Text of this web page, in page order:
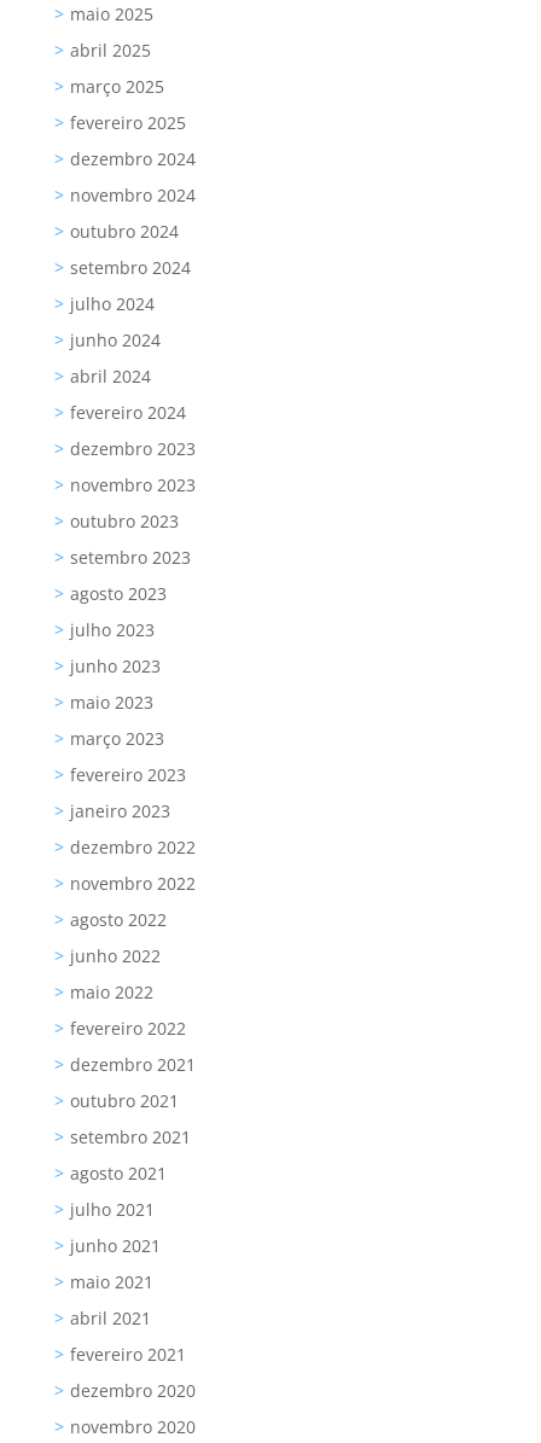
maio 2025
abril 2025
março 2025
fevereiro 2025
dezembro 2024
novembro 2024
outubro 2024
setembro 2024
julho 2024
junho 2024
abril 2024
fevereiro 2024
dezembro 2023
novembro 2023
outubro 2023
setembro 2023
agosto 2023
julho 2023
junho 2023
maio 2023
março 2023
fevereiro 2023
janeiro 2023
dezembro 2022
novembro 2022
agosto 2022
junho 2022
maio 2022
fevereiro 2022
dezembro 2021
outubro 2021
setembro 2021
agosto 2021
julho 2021
junho 2021
maio 2021
abril 2021
fevereiro 2021
dezembro 2020
novembro 2020